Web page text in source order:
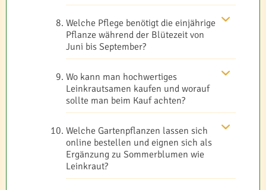
Welche Pflege benötigt die einjährige
Pflanze während der Blütezeit von
Juni bis September?
Wo kann man hochwertiges
Leinkrautsamen kaufen und worauf
sollte man beim Kauf achten?
Welche Gartenpflanzen lassen sich
online bestellen und eignen sich als
Ergänzung zu Sommerblumen wie
Leinkraut?